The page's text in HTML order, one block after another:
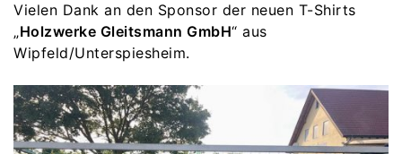
Vielen Dank an den Sponsor der neuen T-Shirts
„Holzwerke Gleitsmann GmbH“ aus
Wipfeld/Unterspiesheim.